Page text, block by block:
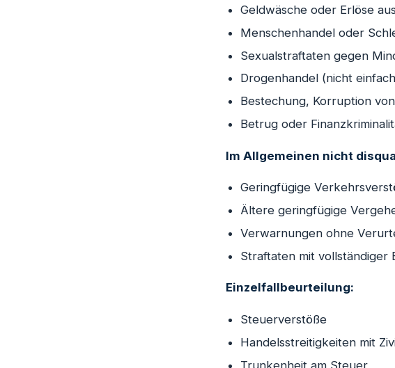
Geldwäsche oder Erlöse
Menschenhandel oder
Sexualstraftaten gegen
Drogenhandel (nicht
Bestechung, Korruption
Betrug oder
Im Allgemeinen nicht
Geringfügige
Ältere geringfügige
Verwarnungen ohne
Straftaten mit vollständiger
Einzelfallbeurteilung:
Steuerverstöße
Handelsstreitigkeiten mit
Trunkenheit am Steuer